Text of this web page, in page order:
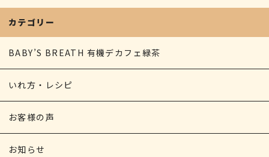
カテゴリー
BABY’S BREATH 有機デカフェ緑茶
いれ方・レシピ
お客様の声
お知らせ